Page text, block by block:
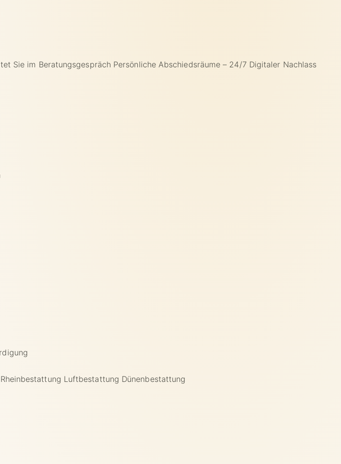
Sie im Beratungsgespräch Persönliche Abschiedsräume – 24/7 Digitaler Nachlass
Rheinbestattung Luftbestattung Dünenbestattung